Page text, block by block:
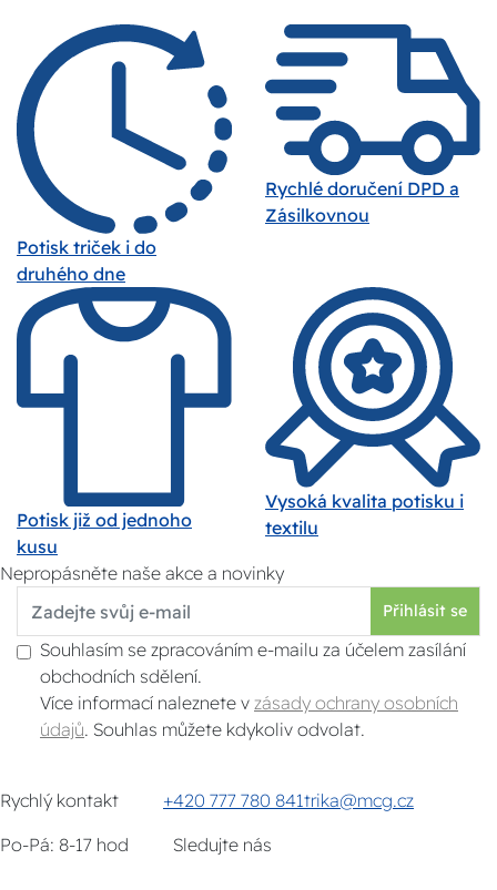
Potisk triček i do
druhého dne
Rychlé doručení DPD a
Zásilkovnou
Potisk již od jednoho
kusu
Vysoká kvalita potisku i
textilu
Nepropásněte naše akce a novinky
Přihlásit se
Souhlasím se zpracováním e-mailu za účelem zasílání
obchodních sdělení.
Více informací naleznete v zásady ochrany osobních
údajů . Souhlas můžete kdykoliv odvolat.
Rychlý kontakt +420 777 780 841trika@mcg.cz
Po-Pá: 8-17 hod
Sledujte nás